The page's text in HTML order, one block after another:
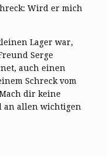
Wird er mich
Lager war,
Serge
auch einen
Schreck vom
dir keine
an allen wichtigen